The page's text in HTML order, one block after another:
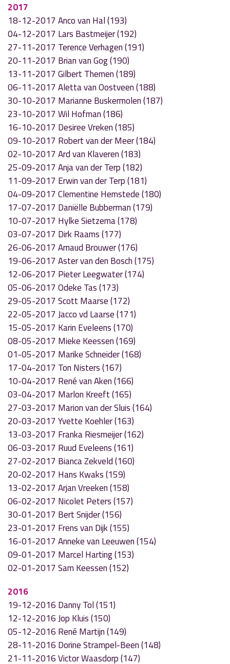
2017
18-12-2017 Anco van Hal (193)
04-12-2017 Lars Bastmeijer (192)
27-11-2017 Terence Verhagen (191)
20-11-2017 Brian van Gog (190)
13-11-2017 Gilbert Themen (189)
06-11-2017 Aletta van Oostveen (188)
30-10-2017 Marianne Buskermolen (187)
23-10-2017 Wil Hofman (186)
16-10-2017 Desiree Vreken (185)
09-10-2017 Robert van der Meer (184)
02-10-2017 Ard van Klaveren (183)
25-09-2017 Anja van der Terp (182)
11-09-2017 Erwin van der Terp (181)
04-09-2017 Clementine Hemstede (180)
17-07-2017 Daniëlle Bubberman (179)
10-07-2017 Hylke Sietzema (178)
03-07-2017 Dirk Raams (177)
26-06-2017 Arnaud Brouwer (176)
19-06-2017 Aster van den Bosch (175)
12-06-2017 Pieter Leegwater (174)
05-06-2017 Odeke Tas (173)
29-05-2017 Scott Maarse (172)
22-05-2017 Jacco vd Laarse (171)
15-05-2017 Karin Eveleens (170)
08-05-2017 Mieke Keessen (169)
01-05-2017 Marike Schneider (168)
17-04-2017 Ton Nisters (167)
10-04-2017 René van Aken (166)
03-04-2017 Marlon Kreeft (165)
27-03-2017 Marion van der Sluis (164)
20-03-2017 Yvette Koehler (163)
13-03-2017 Franka Riesmeijer (162)
06-03-2017 Ruud Eveleens (161)
27-02-2017 Bianca Zekveld (160)
20-02-2017 Hans Kwaks (159)
13-02-2017 Arjan Vreeken (158)
06-02-2017 Nicolet Peters (157)
30-01-2017 Bert Snijder (156)
23-01-2017 Frens van Dijk (155)
16-01-2017 Anneke van Leeuwen (154)
09-01-2017 Marcel Harting (153)
02-01-2017 Sam Keessen (152)
2016
19-12-2016 Danny Tol (151)
12-12-2016 Jop Kluis (150)
05-12-2016 René Martijn (149)
28-11-2016 Dorine Strampel-Been (148)
21-11-2016 Victor Waasdorp (147)